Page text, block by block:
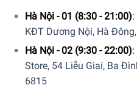
Với khối lượng sấy 8 kg, máy
đình 3–5 người, xử lý hiệu
đồ dày, cồng kềnh. Dung
áo cùng lúc, tiết kiệm thời
được trang bị 8
chương trình
Hà Nội - 01 (8:30 - 21:00):
KĐT Dương Nội, Hà
Hà Nội - 02 (9:30 - 22:00):
Store, 54 Liễu Giai, Ba
6815